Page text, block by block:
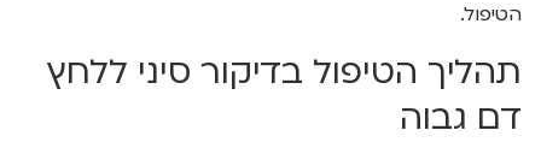
הטיפול.
תהליך הטיפול בדיקור סיני ללחץ
דם גבוה